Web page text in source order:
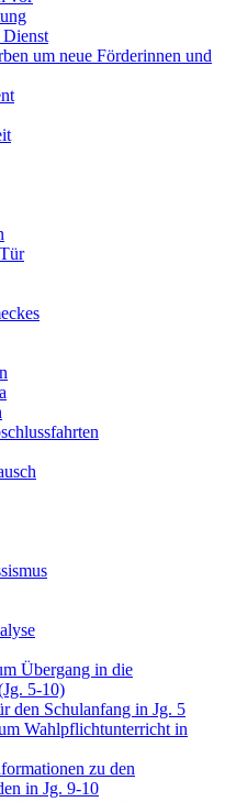
Dienst
um neue Förderinnen und
Übergang in die
5-10)
den Schulanfang in Jg. 5
Wahlpflichtunterricht in
zu den
in Jg. 9-10